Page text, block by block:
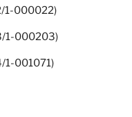
1-000022)
1-000203)
1-001071)